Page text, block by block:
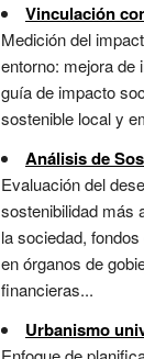
Vinculación
Medición del
entorno: mejora de
guía de impacto
sostenible local y
Análisis de
Evaluación del
sostenibilidad más
la sociedad,
en órganos de
financieras...
Urbanismo